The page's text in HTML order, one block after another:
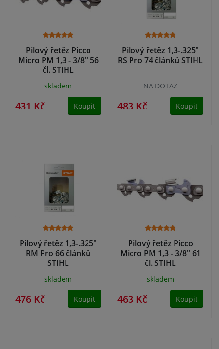
Pilový řetěz Picco
Micro PM 1,3 - 3/8" 56
čl. STIHL
skladem
431 Kč Koupit
Pilový řetěz 1,3-.325"
RS Pro 74 článků STIHL
NA DOTAZ
483 Kč Koupit
Pilový řetěz 1,3-.325"
RM Pro 66 článků
STIHL
skladem
476 Kč Koupit
Pilový řetěz Picco
Micro PM 1,3 - 3/8" 61
čl. STIHL
skladem
463 Kč Koupit